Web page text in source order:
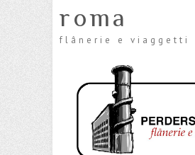
roma
flânerie e viaggetti